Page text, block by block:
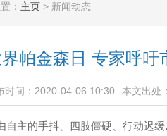
： 主页 > 新闻动态
帕金森日 专家呼吁
时间：2020-04-06 10:30 本文出处
自主的手抖、四肢僵硬、行动迟